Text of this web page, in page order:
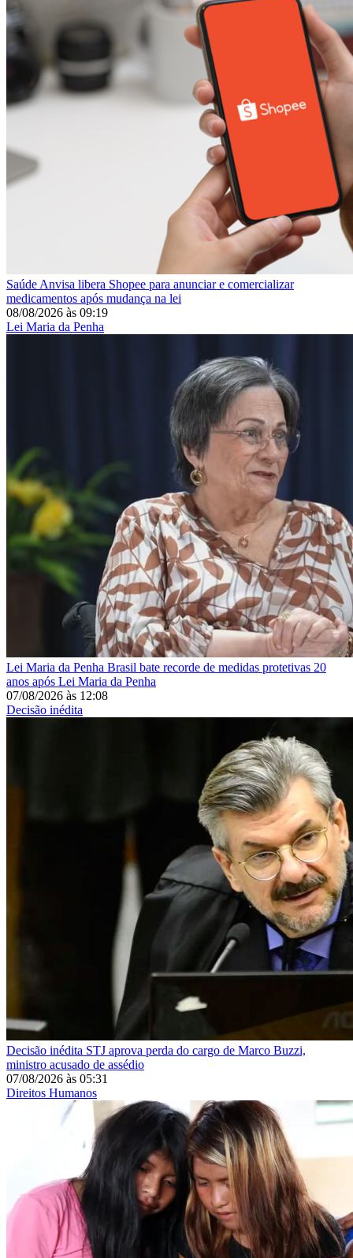
Saúde Anvisa libera Shopee para anunciar e comercializar
medicamentos após mudança na lei
08/08/2026 às 09:19
Lei Maria da Penha
Lei Maria da Penha Brasil bate recorde de medidas protetivas 20
anos após Lei Maria da Penha
07/08/2026 às 12:08
Decisão inédita
Decisão inédita STJ aprova perda do cargo de Marco Buzzi,
ministro acusado de assédio
07/08/2026 às 05:31
Direitos Humanos